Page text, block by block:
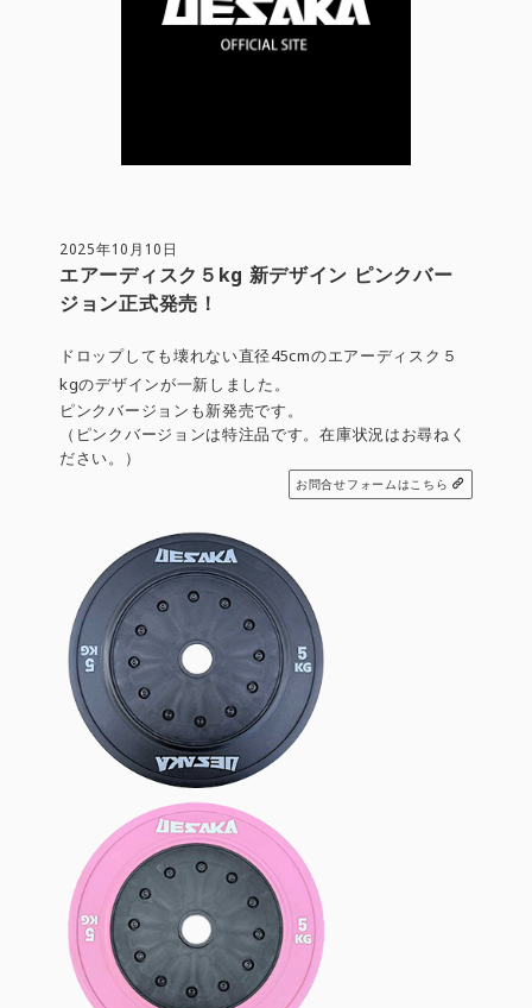
2025年10月10日
エアーディスク５kg 新デザイン ピンクバー
ジョン正式発売！
ドロップしても壊れない直径45cmのエアーディスク５
kgのデザインが一新しました。
ピンクバージョンも新発売です。
（ピンクバージョンは特注品です。在庫状況はお尋ねく
ださい。）
お問合せフォームはこちら